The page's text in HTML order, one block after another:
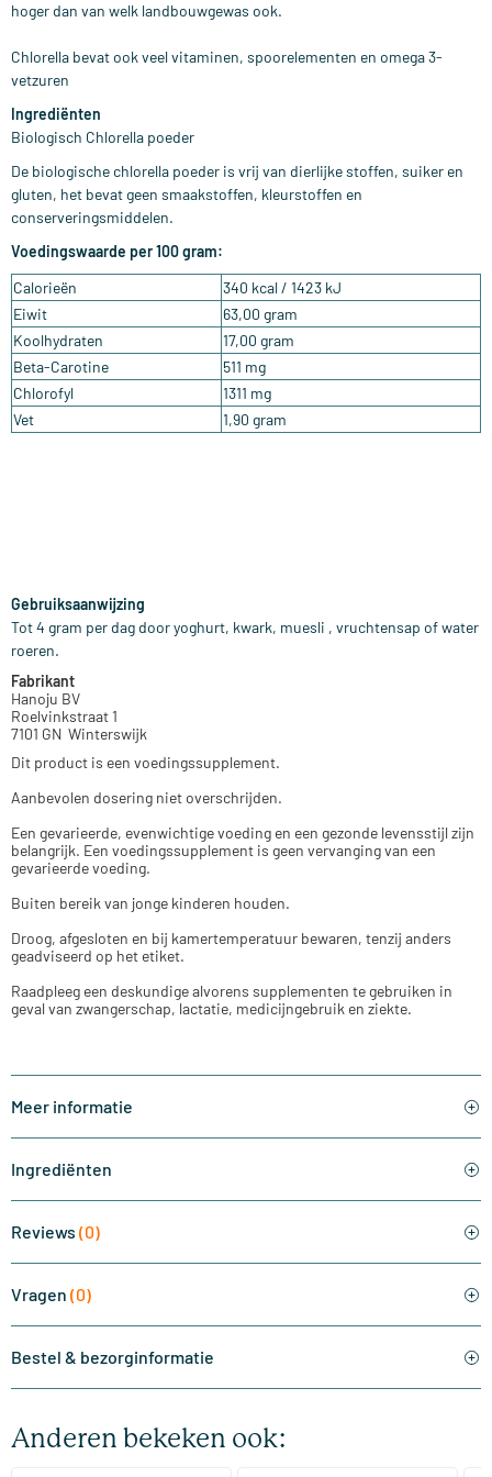
hoger dan van welk landbouwgewas ook.
Chlorella bevat ook veel vitaminen, spoorelementen en omega 3-
vetzuren
Ingrediënten
Biologisch Chlorella poeder
De biologische chlorella poeder is vrij van dierlijke stoffen, suiker en
gluten, het bevat geen smaakstoffen, kleurstoffen en
conserveringsmiddelen.
Voedingswaarde per 100 gram:
Calorieën
340 kcal / 1423 kJ
Eiwit
63,00 gram
Koolhydraten
17,00 gram
Beta-Carotine
511 mg
Chlorofyl
1311 mg
Vet
1,90 gram
Gebruiksaanwijzing
Tot 4 gram per dag door yoghurt, kwark, muesli , vruchtensap of water
roeren.
Fabrikant
Hanoju BV
Roelvinkstraat 1
7101 GN Winterswijk
Dit product is een voedingssupplement.
Aanbevolen dosering niet overschrijden.
Een gevarieerde, evenwichtige voeding en een gezonde levensstijl zijn
belangrijk. Een voedingssupplement is geen vervanging van een
gevarieerde voeding.
Buiten bereik van jonge kinderen houden.
Droog, afgesloten en bij kamertemperatuur bewaren, tenzij anders
geadviseerd op het etiket.
Raadpleeg een deskundige alvorens supplementen te gebruiken in
geval van zwangerschap, lactatie, medicijngebruik en ziekte.
Meer informatie
Ingrediënten
Reviews (0)
Vragen (0)
Bestel & bezorginformatie
Anderen bekeken ook: